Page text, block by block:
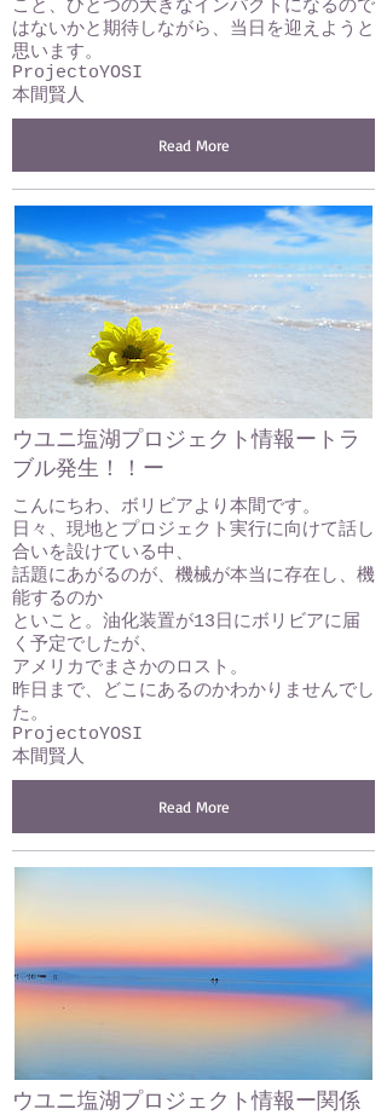
こと、ひとつの大きなインパクトになるので
はないかと期待しながら、当日を迎えようと
思います。
ProjectoYOSI
本間賢人
Read More
ウユニ塩湖プロジェクト情報ートラ
ブル発生！！ー
こんにちわ、ボリビアより本間です。
日々、現地とプロジェクト実行に向けて話し
合いを設けている中、
話題にあがるのが、機械が本当に存在し、機
能するのか
といこと。油化装置が13日にボリビアに届
く予定でしたが、
アメリカでまさかのロスト。
昨日まで、どこにあるのかわかりませんでし
た。
ProjectoYOSI
本間賢人
Read More
ウユニ塩湖プロジェクト情報ー関係